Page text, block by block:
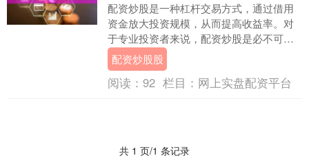
配资炒股是一种杠杆交易方式，通过借用
资金放大投资规模，从而提高收益率。对
于专业投资者来说，配资炒股是必不可少
的工具，可以帮助他们最大化收益。 * **合
法合规：....
配资炒股股
阅读： 92 栏目： 网上实盘配资平台
共 1 页/1 条记录